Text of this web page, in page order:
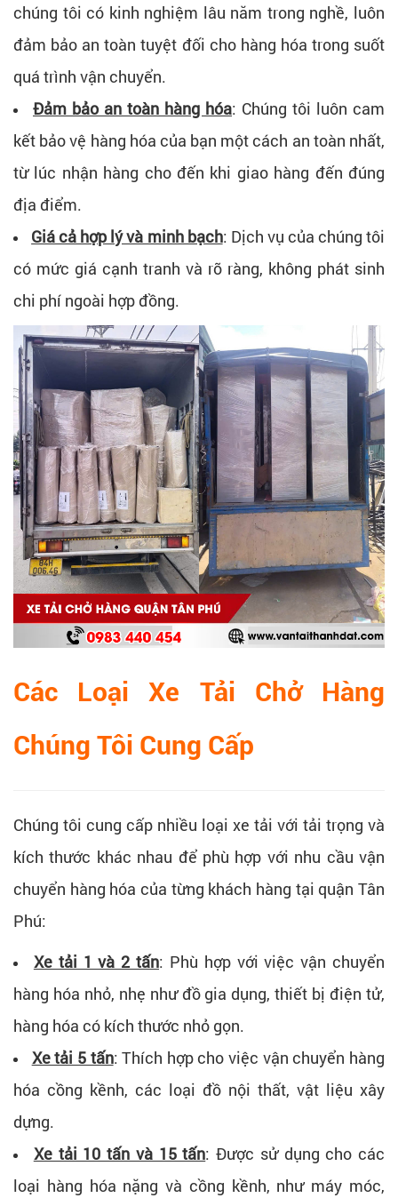
chúng tôi có kinh nghiệm lâu năm trong nghề, luôn
đảm bảo an toàn tuyệt đối cho hàng hóa trong suốt
quá trình vận chuyển.
Đảm bảo an toàn hàng hóa: Chúng tôi luôn cam
kết bảo vệ hàng hóa của bạn một cách an toàn nhất,
từ lúc nhận hàng cho đến khi giao hàng đến đúng
địa điểm.
Giá cả hợp lý và minh bạch: Dịch vụ của chúng tôi
có mức giá cạnh tranh và rõ ràng, không phát sinh
chi phí ngoài hợp đồng.
Các Loại Xe Tải Chở Hàng
Chúng Tôi Cung Cấp
Chúng tôi cung cấp nhiều loại xe tải với tải trọng và
kích thước khác nhau để phù hợp với nhu cầu vận
chuyển hàng hóa của từng khách hàng tại quận Tân
Phú:
Xe tải 1 và 2 tấn: Phù hợp với việc vận chuyển
hàng hóa nhỏ, nhẹ như đồ gia dụng, thiết bị điện tử,
hàng hóa có kích thước nhỏ gọn.
Xe tải 5 tấn: Thích hợp cho việc vận chuyển hàng
hóa cồng kềnh, các loại đồ nội thất, vật liệu xây
dựng.
Xe tải 10 tấn và 15 tấn: Được sử dụng cho các
loại hàng hóa nặng và cồng kềnh, như máy móc,